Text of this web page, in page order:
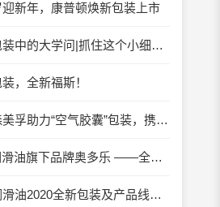
新年，康普顿焕新包装上市
4、油品包装中的大学问|抓住这个小细节，为企业和环境“减负”
，全新福斯！
6、埃克森美孚助力“空气胶囊”包装，携手宝洁推进双易回收细则实施
7、OTL润滑油旗下品牌奥多乐 ——全新200L铁桶包装
8、龙蟠润滑油2020全新包装及产品线详解